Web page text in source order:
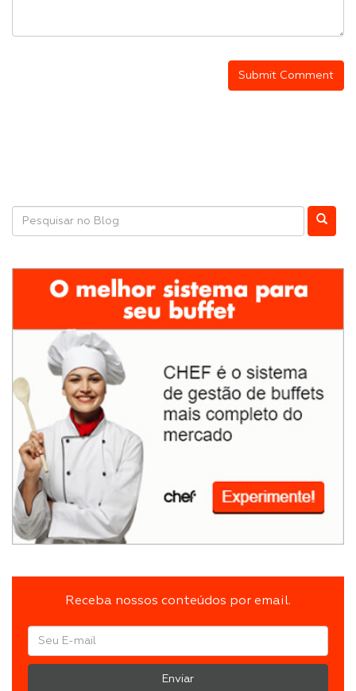
Receba nossos conteúdos por email.
Enviar